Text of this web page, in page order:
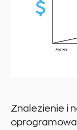
Znalezienie i